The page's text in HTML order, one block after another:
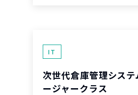
IT
次世代倉庫管理シス
ージャークラス